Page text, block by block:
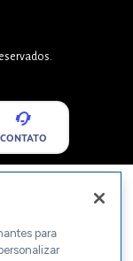
CONTATO
para